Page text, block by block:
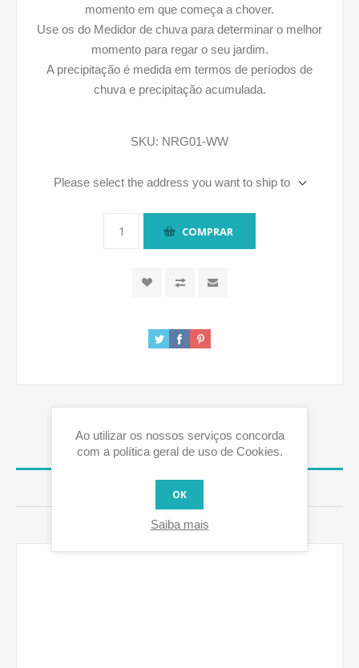
momento em que começa a chover.
Use os do Medidor de chuva para determinar o melhor
momento para regar o seu jardim.
A precipitação é medida em termos de períodos de
chuva e precipitação acumulada.
SKU: NRG01-WW
Please select the address you want to ship to
COMPRAR
VISÃO GERAL
AVALIAÇÕES
CONTACTE-NOS
Ao utilizar os nossos serviços concorda
com a política geral de uso de Cookies.
OK
Saiba mais